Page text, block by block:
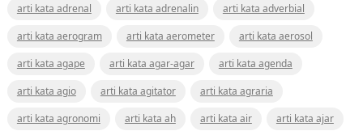
arti kata adrenal
arti kata adrenalin
arti kata adverbial
arti kata aerogram
arti kata aerometer
arti kata aerosol
arti kata agape
arti kata agar-agar
arti kata agenda
arti kata agio
arti kata agitator
arti kata agraria
arti kata agronomi
arti kata ah arti kata air
arti kata ajar